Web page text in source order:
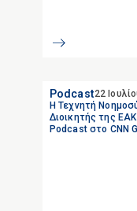
Podcast22
Η Τεχνητή
Διοικητής της
Podcast στο CNN